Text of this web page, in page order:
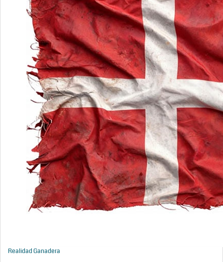
Realidad Ganadera